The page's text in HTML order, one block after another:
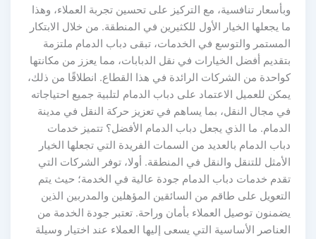
وبأسعار تنافسية، مع التركيز على تحسين تجربة العملاء، وهذا
ما يجعلها الخيار الأول للكثيرين في المنطقة. من خلال الابتكار
المستمر والتوسع في الخدمات، تبقى دباب الدمام ملتزمة
بتقديم أفضل الخيارات في نقل الدبابات، مما يعزز من مكانتها
كواحدة من الشركات الرائدة في هذا القطاع. انطلاقًا من ذلك،
يمكن للعميل الاعتماد على دباب الدمام لتلبية جميع احتياجاته
في مجال النقل، بما يساهم في تعزيز حركة النقل في مدينة
الدمام. ما الذي يجعل دباب الدمام الأفضل؟ تتميز خدمات
دباب الدمام بالعديد من السمات الفريدة التي تجعلها الخيار
الأمثل للتنقل والنقل في المنطقة. أولا، توفر الشركات التي
تقدم خدمات دباب الدمام جودة عالية في الخدمة؛ حيث يتم
التعويل على طاقم من السائقين المؤهلين والمدربين الذين
يضمنون توصيل العملاء بأمان وراحة. تعتبر جودة الخدمة من
العناصر الأساسية التي يسعى إليها العملاء عند اختيار وسيلة